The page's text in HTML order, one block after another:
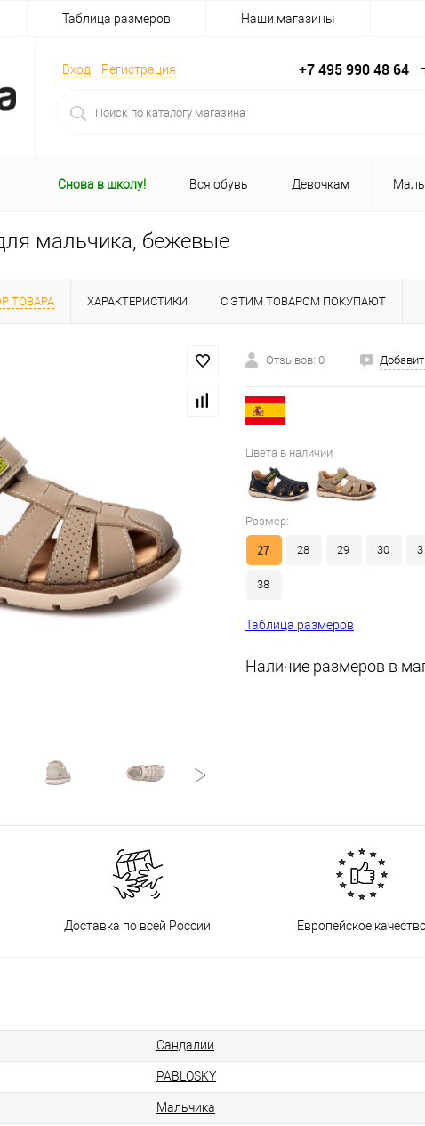
Таблица размеров Наши магазины
Вход Регистрация +7 495 990 48 64
Снова в школу! Вся обувь Девочкам
мальчика, бежевые
ТОВАРА ХАРАКТЕРИСТИКИ С ЭТИМ ТОВАРОМ ПОКУПАЮТ
Отзывов: 0
Цвета в наличии
Размер:
27 28 29 30
38
Таблица размеров
Наличие размеров в
Доставка по всей России Европейское
Сандалии
PABLOSKY
Мальчика